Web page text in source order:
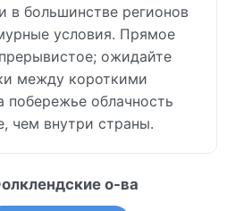
в большинстве регионов
условия. Прямое
ожидайте
между короткими
побережье облачность
чем внутри страны.
о-ва